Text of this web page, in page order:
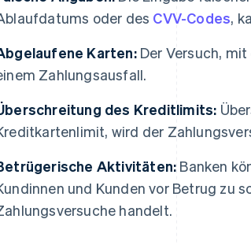
oder des CVV-Codes,
Karten:Der Versuch, mit
Zahlungsausfall.
des Kreditlimits:
wird der
Aktivitäten: Banken
und Kunden vor Betrug zu
handelt.